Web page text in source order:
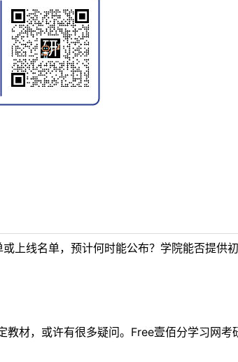
上线名单，预计何时能公布？学院能否提供
材，或许有很多疑问。Free壹佰分学习网